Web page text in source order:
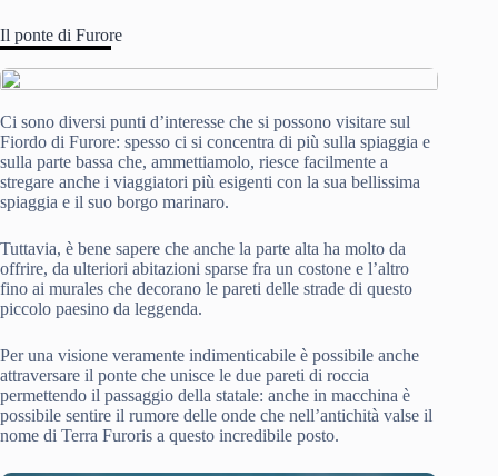
Il ponte di Furore
Ci sono diversi punti d’interesse che si possono visitare sul
Fiordo di Furore: spesso ci si concentra di più sulla spiaggia e
sulla parte bassa che, ammettiamolo, riesce facilmente a
stregare anche i viaggiatori più esigenti con la sua bellissima
spiaggia e il suo borgo marinaro.
Tuttavia, è bene sapere che anche la parte alta ha molto da
offrire, da ulteriori abitazioni sparse fra un costone e l’altro
fino ai murales che decorano le pareti delle strade di questo
piccolo paesino da leggenda.
Per una visione veramente indimenticabile è possibile anche
attraversare il ponte che unisce le due pareti di roccia
permettendo il passaggio della statale: anche in macchina è
possibile sentire il rumore delle onde che nell’antichità valse il
nome di Terra Furoris a questo incredibile posto.